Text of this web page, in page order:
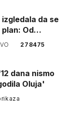
izgledala da se
Od
Istanbula!
278475
dana nismo
Oluja'